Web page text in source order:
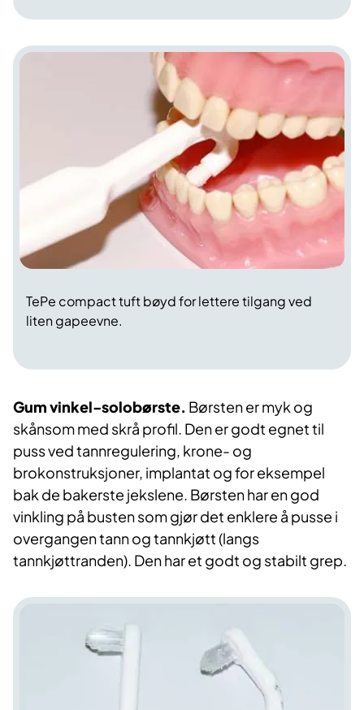
TePe compact tuft bøyd for lettere tilgang ved
liten gapeevne.
Gum vinkel-solobørste. Børsten er myk og
skånsom med skrå profil. Den er godt egnet til
puss ved tannregulering, krone- og
brokonstruksjoner, implantat og for eksempel
bak de bakerste jekslene. Børsten har en god
vinkling på busten som gjør det enklere å pusse i
overgangen tann og tannkjøtt (langs
tannkjøttranden). Den har et godt og stabilt grep.